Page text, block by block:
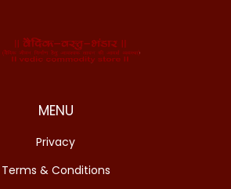
MENU
Privacy
Terms & Conditions